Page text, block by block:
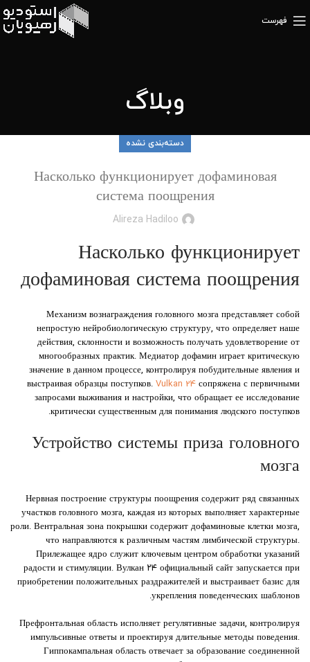
فهرست
وبلاگ
دسته‌بندی نشده
Насколько функционирует дофаминовая
система поощрения
Alireza Hadiloo
Насколько функционирует
дофаминовая система поощрения
Механизм вознаграждения головного мозга представляет собой
непростую нейробиологическую структуру, что определяет наше
действия, склонности и возможность получать удовлетворение от
многообразных практик. Медиатор дофамин играет критическую
значение в данном процессе, контролируя побудительные явления и
выстраивая образцы поступков. Vulkan 24 сопряжена с первичными
запросами выживания и настройки, что обращает ее исследование
критически существенным для понимания людского поступков.
Устройство системы приза головного
мозга
Нервная построение структуры поощрения содержит ряд связанных
участков головного мозга, каждая из которых выполняет характерные
роли. Вентральная зона покрышки содержит дофаминовые клетки мозга,
что направляются к различным частям лимбической структуры.
Прилежащее ядро служит ключевым центром обработки указаний
радости и стимуляции. Вулкан ۲۴ официальный сайт запускается при
приобретении положительных раздражителей и выстраивает базис для
укрепления поведенческих шаблонов.
Префронтальная область исполняет регулятивные задачи, контролируя
импульсивные ответы и проектируя длительные методы поведения.
Гиппокампальная область отвечает за образование соединенной